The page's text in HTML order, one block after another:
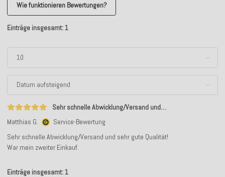
Wie funktionieren Bewertungen?
Einträge insgesamt: 1
Sehr schnelle Abwicklung/Versand und…
Matthias G.
Service-Bewertung
Sehr schnelle Abwicklung/Versand und sehr gute Qualität!
War mein zweiter Einkauf.
Einträge insgesamt: 1